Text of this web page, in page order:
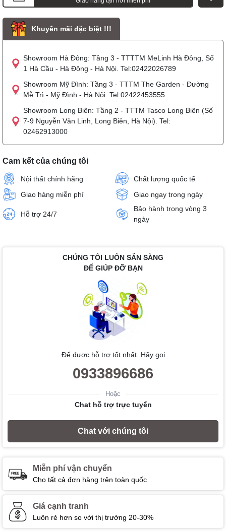
Khuyến mãi đặc biệt !!!
Showroom Hà Đông: Tầng 3 - TTTTM MeLinh Hà Đông, Số
1 Hà Cầu - Hà Đông - Hà Nội. Tel:02422026789
Showroom Mỹ Đình: Tầng 3 - TTTM The Garden - Đường
Mễ Trì - Mỹ Đình - Hà Nội. Tel:02422453555
Showroom Long Biên: Tầng 2 - TTTM Tasco Long Biên (Số
7-9 Nguyễn Văn Linh, Long Biên, Hà Nội). Tel:
02462913000
Cam kết của chúng tôi
Nội thất chính hãng
Chất lượng quốc tế
Giao hàng miễn phí
Giao ngay trong ngày
Hỗ trợ 24/7
Bảo hành trong vòng 3
ngày
CHÚNG TÔI LUÔN SẴN SÀNG
ĐỂ GIÚP ĐỠ BẠN
Để được hỗ trợ tốt nhất. Hãy gọi
0933896686
Hoặc
Chat hỗ trợ trực tuyến
Chat với chúng tôi
Miễn phí vận chuyển
Cho tất cả đơn hàng trên toàn quốc
Giá cạnh tranh
Luôn rẻ hơn so với thị trưởng 20-30%